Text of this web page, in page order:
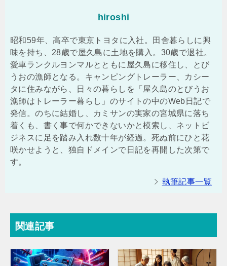
hiroshi
昭和59年、高卒で東京トヨタに入社。田舎暮らしに興
味を持ち、28歳で屋久島に土地を購入。30歳で退社。
愛車ランクルヨンマルとともに屋久島に移住し、とび
うおの漁師となる。キャンピングトレーラー、カシー
タに住みながら、日々の暮らしを「屋久島のとびうお
漁師はトレーラー暮らし」のサイトの中のWeb日記で
発信。のちに結婚し、カミサンの実家の宮城県に落ち
着くも、書く事で何かできないかと模索し、ネットビ
ジネスに足を踏み入れ数十年が経過。死ぬ前にひと花
咲かせようと、独自ドメインで日記を再開した次第で
す。
執筆記事一覧
関連記事